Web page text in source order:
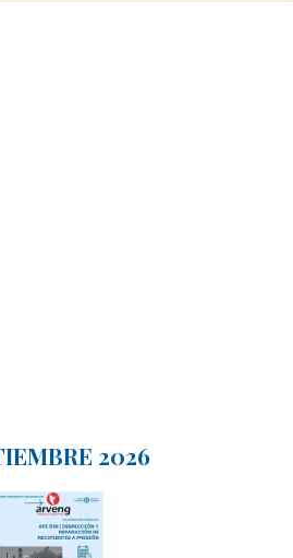
2026